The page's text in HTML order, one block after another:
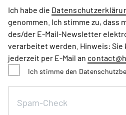
Ich habe die
genommen. Ich stimme zu, dass
des/der E-Mail-Newsletter
verarbeitet werden. Hinweis: Sie
jederzeit per E-Mail an contact
Ich stimme den
Spam-Check